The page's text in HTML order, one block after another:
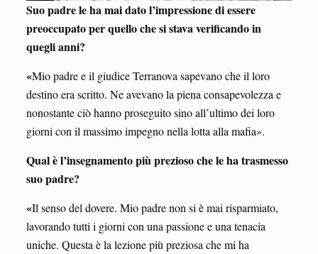
Suo padre le ha mai dato l’impressione di essere
preoccupato per quello che si stava verificando in
quegli anni?
«Mio padre e il giudice Terranova sapevano che il loro
destino era scritto. Ne avevano la piena consapevolezza e
nonostante ciò hanno proseguito sino all’ultimo dei loro
giorni con il massimo impegno nella lotta alla mafia».
Qual è l’insegnamento più prezioso che le ha trasmesso
suo padre?
«Il senso del dovere. Mio padre non si è mai risparmiato,
lavorando tutti i giorni con una passione e una tenacia
uniche. Questa è la lezione più preziosa che mi ha